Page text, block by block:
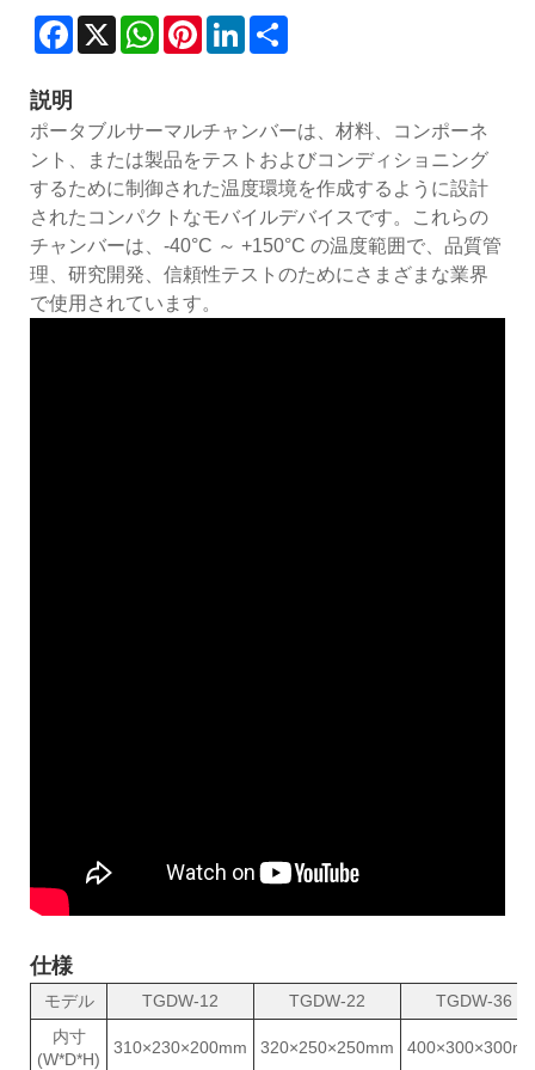
Facebook
X WhatsAppPinterestLinkedIn
説明
ポータブルサーマルチャンバーは、材料、コンポーネ
ント、または製品をテストおよびコンディショニング
するために制御された温度環境を作成するように設計
されたコンパクトなモバイルデバイスです。これらの
チャンバーは、-40°C ～ +150°C の温度範囲で、品質管
理、研究開発、信頼性テストのためにさまざまな業界
で使用されています。
仕様
モデル TGDW-12 TGDW-22
TGDW-36
内寸
(W*D*H)
310×230×200mm 320×250×250mm